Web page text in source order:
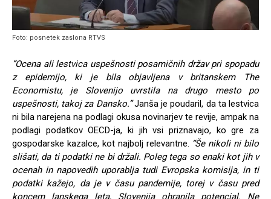
Foto: posnetek zaslona RTVS
“Ocena ali lestvica uspešnosti posamičnih držav pri spopadu
z epidemijo, ki je bila objavljena v britanskem The
Economistu, je Slovenijo uvrstila na drugo mesto po
uspešnosti, takoj za Dansko.”Janša je poudaril, da ta lestvica
ni bila narejena na podlagi okusa novinarjev te revije, ampak na
podlagi podatkov OECD-ja, ki jih vsi priznavajo, ko gre za
gospodarske kazalce, kot najbolj relevantne. “Še nikoli ni bilo
slišati, da ti podatki ne bi držali. Poleg tega so enaki kot jih v
ocenah in napovedih uporablja tudi Evropska komisija, in ti
podatki kažejo, da je v času pandemije, torej v času pred
koncem lanskega leta, Slovenija ohranila potencial. Ne